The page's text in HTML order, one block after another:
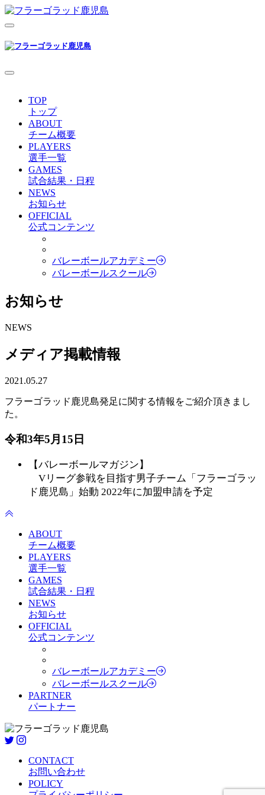
TOP
トップ
ABOUT
チーム概要
PLAYERS
選手一覧
GAMES
試合結果・日程
NEWS
お知らせ
OFFICIAL
公式コンテンツ
バレーボールアカデミー
バレーボールスクール
お知らせ
NEWS
メディア掲載情報
2021.05.27
フラーゴラッド鹿児島発足に関する情報をご紹介頂きまし
た。
令和3年5月15日
【バレーボールマガジン】
Vリーグ参戦を目指す男子チーム「フラーゴラッ
ド鹿児島」始動 2022年に加盟申請を予定
ABOUT
チーム概要
PLAYERS
選手一覧
GAMES
試合結果・日程
NEWS
お知らせ
OFFICIAL
公式コンテンツ
バレーボールアカデミー
バレーボールスクール
PARTNER
パートナー
CONTACT
お問い合わせ
POLICY